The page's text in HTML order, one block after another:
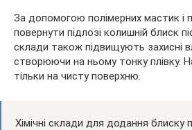
За допомогою полімерних мастик і
повернути підлозі колишній блиск
склади також підвищують захисні
створюючи на ньому тонку плівку.
тільки на чисту поверхню.
Хімічні склади для додання блиску